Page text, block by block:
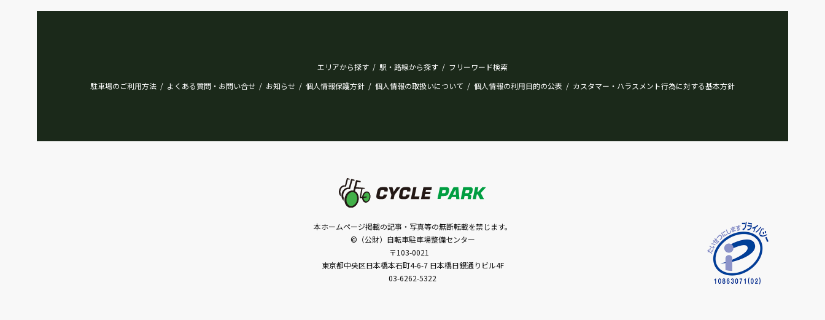
エリアから探す / 駅・路線から探す / フリーワード検索
駐車場のご利用方法 / よくある質問・お問い合せ / お知らせ / 個人情報保護方針 / 個人情報の取扱いについて / 個人情報の利用目的の公表 / カスタマー・ハラスメント行為に対する基本方針
本ホームページ掲載の記事・写真等の無断転載を禁じます。
©（公財）自転車駐車場整備センター
〒103-0021
東京都中央区日本橋本石町4-6-7 日本橋日銀通りビル4F
03-6262-5322